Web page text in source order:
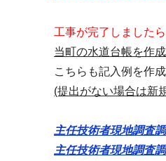
工事が完了しました
当町の水道台帳を作
こちらも記入例を作
(提出がない場合は新
主任技術者現地調査
主任技術者現地調査